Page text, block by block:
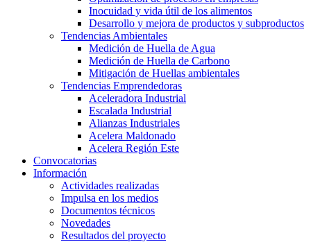
Inocuidad y vida útil de los alimentos
Desarrollo y mejora de productos y subproductos
Tendencias Ambientales
Medición de Huella de Agua
Medición de Huella de Carbono
Mitigación de Huellas ambientales
Tendencias Emprendedoras
Aceleradora Industrial
Escalada Industrial
Alianzas Industriales
Acelera Maldonado
Acelera Región Este
Convocatorias
Información
Actividades realizadas
Impulsa en los medios
Documentos técnicos
Novedades
Resultados del proyecto